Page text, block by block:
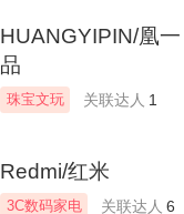
HUANGYIPIN/凰一
品
珠宝文玩 关联达人 1
Redmi/红米
3C数码家电 关联达人 6